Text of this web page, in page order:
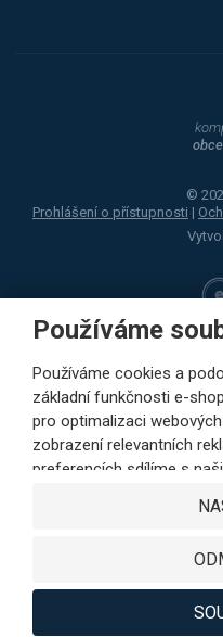
Používáme
Používáme cookies a
základní funkčnosti e-
pro optimalizaci
zobrazení relevantních
preferencích sdílíme s
sociální sítě i podrobné
Partneři mohou tyto
využívání jejich služeb.
vyjádříte Váš souhlas s
funkčním a
©
Prohlášení o přístupnosti |